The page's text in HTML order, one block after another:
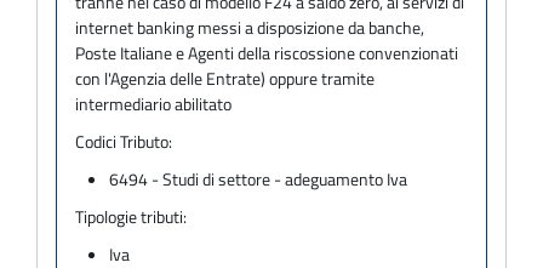
internet banking messi a disposizione da banche,
Poste Italiane e Agenti della riscossione convenzionati
con l'Agenzia delle Entrate) oppure tramite
intermediario abilitato
Codici Tributo:
6494 - Studi di settore - adeguamento Iva
Tipologie tributi:
Iva